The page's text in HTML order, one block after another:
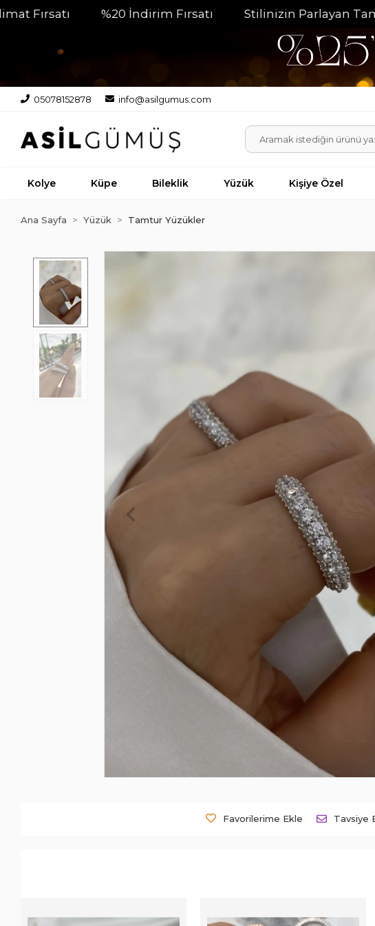
%20 İndirim Fırsatı Stilinizin Parlayan
05078152878 info@asilgumus.com
Kolye Küpe Bileklik Yüzük Kişiye Özel
Ana Sayfa Yüzük Tamtur Yüzükler
Favorilerime Ekle Tavsiye